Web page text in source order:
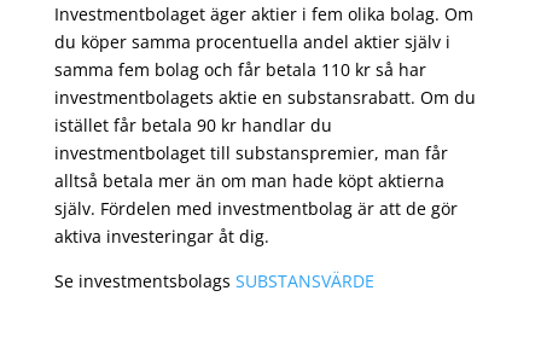
Investmentbolaget äger aktier i fem olika bolag. Om
du köper samma procentuella andel aktier själv i
samma fem bolag och får betala 110 kr så har
investmentbolagets aktie en substansrabatt. Om du
istället får betala 90 kr handlar du
investmentbolaget till substanspremier, man får
alltså betala mer än om man hade köpt aktierna
själv. Fördelen med investmentbolag är att de gör
aktiva investeringar åt dig.
Se investmentsbolags SUBSTANSVÄRDE